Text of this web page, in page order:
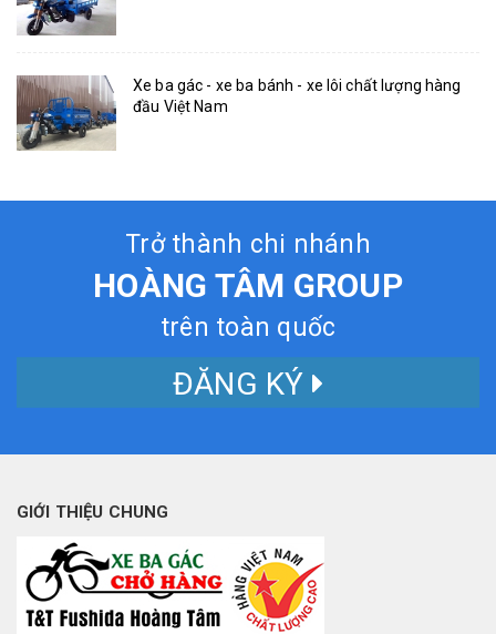
Xe ba gác - xe ba bánh - xe lôi chất lượng hàng
đầu Việt Nam
Trở thành chi nhánh
HOÀNG TÂM GROUP
trên toàn quốc
ĐĂNG KÝ
GIỚI THIỆU CHUNG